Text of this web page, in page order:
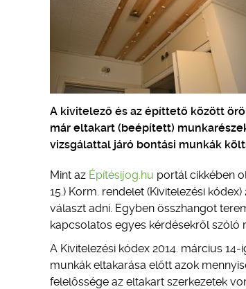
A kivitelező és az építtető között
már eltakart (beépített)
vizsgálattal járó bontási munkák
Mint az Építésijog.hu portál cikkében
15.) Korm. rendelet (Kivitelezési
választ adni. Egyben összhangot
kapcsolatos egyes kérdésekről szóló
A Kivitelezési kódex 2014. március
munkák eltakarása előtt azok
felelőssége az eltakart szerkezetek